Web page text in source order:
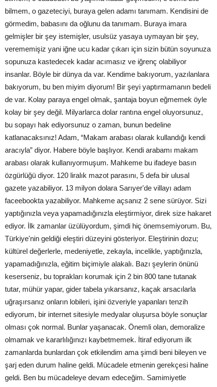
bilmem, o gazeteciyi, buraya gelen adamı tanımam. Kendisini de
görmedim, babasını da oğlunu da tanımam. Buraya imara
gelmişler bir şey istemişler, usulsüz yasaya uymayan bir şey,
verememişiz yani iğne ucu kadar çıkarı için sizin bütün soyunuza
sopunuza kastedecek kadar acımasız ve iğrenç olabiliyor
insanlar. Böyle bir dünya da var. Kendime bakıyorum, yazılanlara
bakıyorum, bu ben miyim diyorum! Bir şeyi yaptırmamanın bedeli
de var. Kolay paraya engel olmak, şantaja boyun eğmemek öyle
kolay bir şey değil. Milyarlarca dolar rantına engel oluyorsunuz,
bu sopayı hak ediyorsunuz o zaman, bunun bedeline
katlanacaksınız! Adam, “Makam arabası olarak kullandığı kendi
aracıyla” diyor. Habere böyle başlıyor. Kendi arabamı makam
arabası olarak kullanıyormuşum. Mahkeme bu ifadeye basın
özgürlüğü diyor. 120 liralık mazot parasını, 5 defa bir ulusal
gazete yazabiliyor. 13 milyon dolara Sarıyer'de villayı adam
faceebookta yazabiliyor. Mahkeme açsanız 2 sene sürüyor. Sizi
yaptığınızla veya yapamadığınızla eleştirmiyor, direk size hakaret
ediyor. İlk zamanlar üzülüyordum, şimdi hiç önemsemiyorum. Bu,
Türkiye'nin geldiği eleştiri düzeyini gösteriyor. Eleştirinin dozu;
kültürel değerlerle, medeniyetle, zekayla, incelikle, yaptığınızla,
yapamadığınızla, eğitim biçimiyle alakalı. Bazı şeylerin önünü
keserseniz, bu toprakları korumak için 2 bin 800 tane tutanak
tutar, mühür yapar, gider tabela yıkarsanız, kaçak arsacılarla
uğraşırsanız onların lobileri, işini özveriyle yapanları tenzih
ediyorum, bir internet sitesiyle medyalar oluşursa böyle sonuçlar
olması çok normal. Bunlar yaşanacak. Önemli olan, demoralize
olmamak ve kararlılığınızı kaybetmemek. İtiraf ediyorum ilk
zamanlarda bunlardan çok etkilendim ama şimdi beni bileyen ve
şarj eden durum haline geldi. Mücadele etmenin gerekçesi haline
geldi. Ben bu mücadeleye devam edeceğim. Samimiyetle